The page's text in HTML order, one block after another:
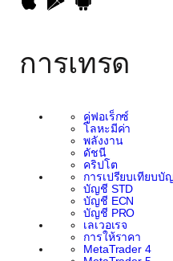
การเทรด
คู่ฟอเร็กซ์
โลหะมีค่า
พลังงาน
ดัชนี
คริปโต
การเปรียบเทียบบั
บัญชี STD
บัญชี ECN
บัญชี PRO
เลเวอเรจ
การให้ราคา
MetaTrader 4